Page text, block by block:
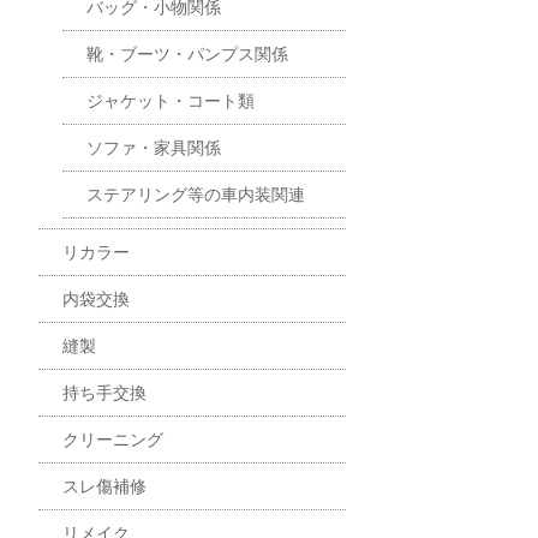
バッグ・小物関係
靴・ブーツ・パンプス関係
ジャケット・コート類
ソファ・家具関係
ステアリング等の車内装関連
リカラー
内袋交換
縫製
持ち手交換
クリーニング
スレ傷補修
リメイク